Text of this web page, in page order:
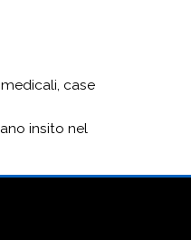
case
insito nel